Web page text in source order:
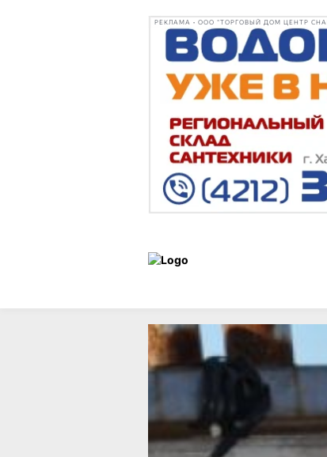
РЕКЛАМА • ООО "ТОРГОВЫЙ ДОМ ЦЕНТР
Новости 01 октября
Поддержка
фермеров
и новые